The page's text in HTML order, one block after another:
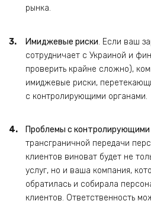
рынка.
Имиджевые риски. Если ваш
сотрудничает с Украиной и
проверить крайне сложно),
имиджевые риски,
с контролирующими органами.
Проблемы с контролирующими
трансграничной передачи
клиентов виноват будет не
услуг, но и ваша компания,
обратилась и собирала
клиентов. Ответственность